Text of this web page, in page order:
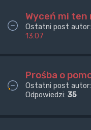
Wyceń mi ten
Ostatni post autor:
13:07
Prośba o
Ostatni post autor:
Odpowiedzi: 35